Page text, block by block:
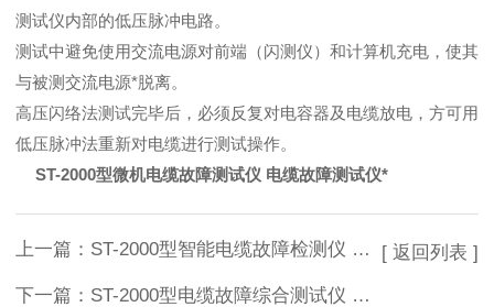
测试仪内部的低压脉冲电路。
测试中避免使用交流电源对前端（闪测仪）和计算机充电，使其
与被测交流电源*脱离。
高压闪络法测试完毕后，必须反复对电容器及电缆放电，方可用
低压脉冲法重新对电缆进行测试操作。
ST-2000型微机电缆故障测试仪 电缆故障测试仪*
上一篇： ST-2000型智能电缆故障检测仪 矿用电缆故障测试仪厂家
下一篇： ST-2000型电缆故障综合测试仪 电缆故障测试仪大量供应
[ 返回列表 ]